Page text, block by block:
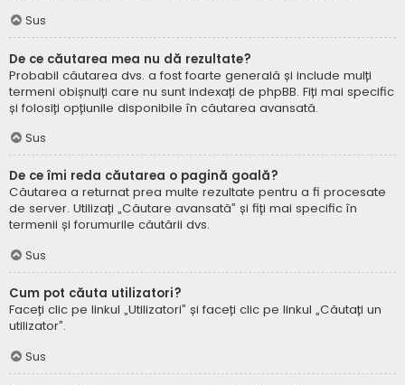
Sus
De ce căutarea mea nu dă rezultate?
Probabil căutarea dvs. a fost foarte generală și include mulți
termeni obișnuiți care nu sunt indexați de phpBB. Fiți mai specific
și folosiți opțiunile disponibile în căutarea avansată.
Sus
De ce îmi reda căutarea o pagină goală?
Căutarea a returnat prea multe rezultate pentru a fi procesate
de server. Utilizați „Căutare avansată” și fiți mai specific în
termenii și forumurile căutării dvs.
Sus
Cum pot căuta utilizatori?
Faceți clic pe linkul „Utilizatori” și faceți clic pe linkul „Căutați un
utilizator”.
Sus